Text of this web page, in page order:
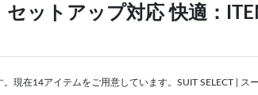
セットアップ対応 快適：
現在14アイテムをご用意しています。SUIT SELECT |